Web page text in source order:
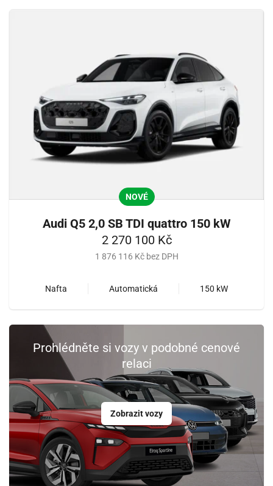
NOVÉ
Audi Q5 2,0 SB TDI quattro 150 kW
2 270 100 Kč
1 876 116 Kč bez DPH
Nafta Automatická 150 kW
Prohlédněte si vozy v podobné cenové
relaci
Zobrazit vozy